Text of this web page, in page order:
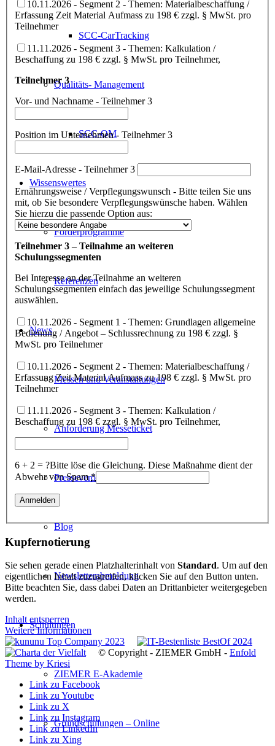
SCC-CarTracking
Qualitäts- Management
SCC-QM
Wissenswertes
Förderprogramme
Referenzen
News
Messen und Veranstaltungen
Anforderung Messeticket
Presseveröffentlichungen
Blog
Newsletterabmeldung
Schulungen
ZIEMER E-Akademie
Grundschulungen – Online
10.11.2026 - Segment 2 - Themen: Materialbeschaffung /
Erfassung Zeit Material Aufmass zu 198 € zzgl. § MwSt. pro
Teilnehmer
11.11.2026 - Segment 3 - Themen: Kalkulation /
Beschaffung zu 198 € zzgl. § MwSt. pro Teilnehmer,
Teilnehmer 3
Vor- und Nachname - Teilnehmer 3
Position im Unternehmen - Teilnehmer 3
E-Mail-Adresse - Teilnehmer 3
Ernährungsweise / Verpflegungswunsch - Bitte teilen Sie uns
mit, ob Sie besondere Verpflegungswünsche haben. Wählen
Sie hierzu die passende Option aus:
Teilnehmer 3 – Teilnahme an weiteren
Schulungssegmenten
Bei Interesse an der Teilnahme an weiteren
Schulungssegmenten einfach das jeweilige Schulungssegment
auswählen.
10.11.2026 - Segment 1 - Themen: Grundlagen allgemeine
Bedienung / Angebot – Schlussrechnung zu 198 € zzgl. §
MwSt. pro Teilnehmer
10.11.2026 - Segment 2 - Themen: Materialbeschaffung /
Erfassung Zeit Material Aufmass zu 198 € zzgl. § MwSt. pro
Teilnehmer
11.11.2026 - Segment 3 - Themen: Kalkulation /
Beschaffung zu 198 € zzgl. § MwSt. pro Teilnehmer,
6 + 2 = ?Bitte löse die Gleichung. Diese Maßnahme dient der
Abwehr von Spam*
Kupfernotierung
Sie sehen gerade einen Platzhalterinhalt von Standard. Um auf den
eigentlichen Inhalt zuzugreifen, klicken Sie auf den Button unten.
Bitte beachten Sie, dass dabei Daten an Drittanbieter weitergegeben
werden.
Inhalt entsperren
Weitere Informationen
© Copyright - ZIEMER GmbH - Enfold
Theme by Kriesi
Link zu Facebook
Link zu Youtube
Link zu X
Link zu Instagram
Link zu LinkedIn
Link zu Xing